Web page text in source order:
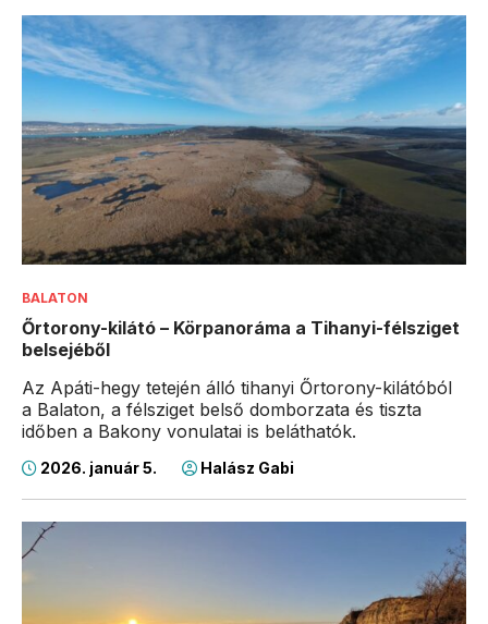
BALATON
Őrtorony-kilátó – Körpanoráma a Tihanyi-félsziget
belsejéből
Az Apáti-hegy tetején álló tihanyi Őrtorony-kilátóból
a Balaton, a félsziget belső domborzata és tiszta
időben a Bakony vonulatai is beláthatók.
2026. január 5. Halász Gabi